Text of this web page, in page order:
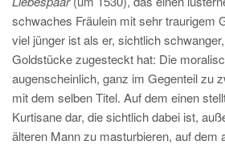
schwaches Fräulein mit sehr traurigem
viel jünger ist als er, sichtlich
Goldstücke zugesteckt hat: Die
augenscheinlich, ganz im Gegenteil zu
mit dem selben Titel. Auf dem einen
Kurtisane dar, die sichtlich dabei ist,
älteren Mann zu masturbieren, auf dem